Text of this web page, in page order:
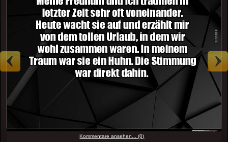
Kommentare ansehen... (0)